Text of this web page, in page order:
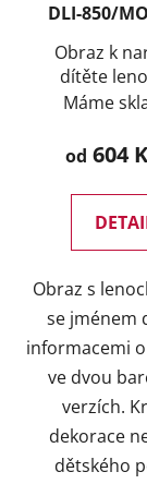
DLI-850/
Obraz k
dítěte
Máme
od 604
Obraz s
se jménem
informacemi
ve dvou
verzích.
dekorace
dětského